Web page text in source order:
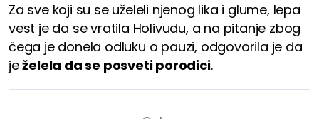
Za sve koji su se uželeli njenog lika i glume, lepa
vest je da se vratila Holivudu, a na pitanje zbog
čega je donela odluku o pauzi, odgovorila je da
ježelela da se posveti porodici.